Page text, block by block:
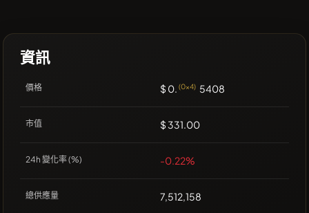
資訊
價格 $ 0. (0x4) 5408
市值 $ 331.00
24h 變化率 (%) -0.22%
總供應量 7,512,158